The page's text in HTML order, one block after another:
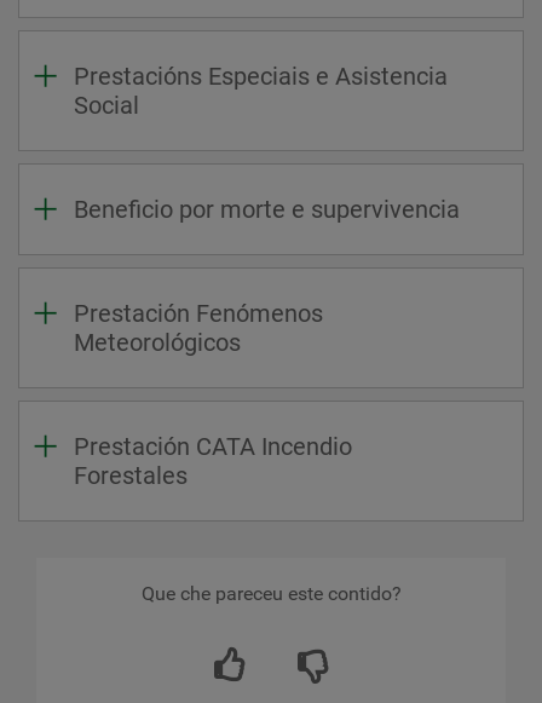
Prestacións Especiais e Asistencia
Social
Beneficio por morte e supervivencia
Prestación Fenómenos
Meteorológicos
Prestación CATA Incendio
Forestales
Que che pareceu este contido?